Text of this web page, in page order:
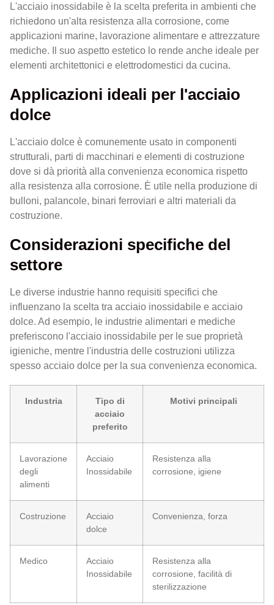
L'acciaio inossidabile è la scelta preferita in ambienti che
richiedono un'alta resistenza alla corrosione, come
applicazioni marine, lavorazione alimentare e attrezzature
mediche. Il suo aspetto estetico lo rende anche ideale per
elementi architettonici e elettrodomestici da cucina.
Applicazioni ideali per l'acciaio
dolce
L'acciaio dolce è comunemente usato in componenti
strutturali, parti di macchinari e elementi di costruzione
dove si dà priorità alla convenienza economica rispetto
alla resistenza alla corrosione. È utile nella produzione di
bulloni, palancole, binari ferroviari e altri materiali da
costruzione.
Considerazioni specifiche del
settore
Le diverse industrie hanno requisiti specifici che
influenzano la scelta tra acciaio inossidabile e acciaio
dolce. Ad esempio, le industrie alimentari e mediche
preferiscono l'acciaio inossidabile per le sue proprietà
igieniche, mentre l'industria delle costruzioni utilizza
spesso acciaio dolce per la sua convenienza economica.
Industria
Tipo di
acciaio
preferito
Motivi principali
Lavorazione
degli
alimenti
Acciaio
Inossidabile
Resistenza alla
corrosione, igiene
Costruzione
Acciaio
dolce
Convenienza, forza
Medico
Acciaio
Inossidabile
Resistenza alla
corrosione, facilità di
sterilizzazione